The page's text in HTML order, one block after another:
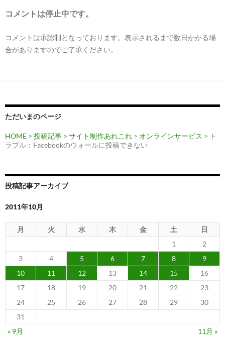
コメントは停止中です。
コメントは承認制となっております。表示されるまで数日かかる場
合がありますのでご了承ください。
ただいまのページ
HOME > 投稿記事 > サイト制作あれこれ > オンラインサービス > ト
ラブル：Facebookのウォールに投稿できない
投稿記事アーカイブ
2011年10月
月 火 水 木 金 土
日
1
2
3
4 5 6 7 8
9
10
11 12 13 14 15
16
17
18 19 20 21 22
23
24
25 26 27 28 29
30
31
« 9月
11月 »